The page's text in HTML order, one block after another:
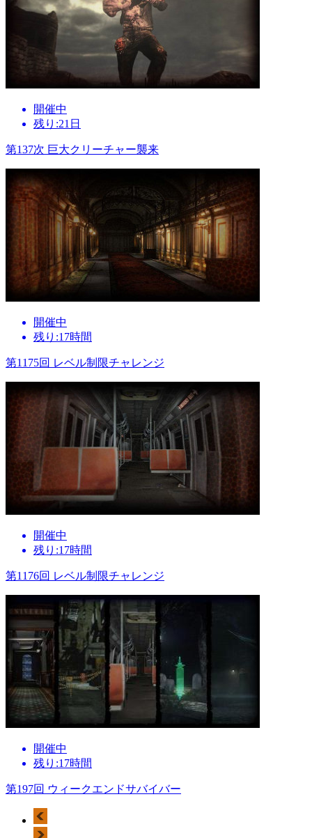
開催中
残り:21日
第137次 巨大クリーチャー襲来
開催中
残り:17時間
第1175回 レベル制限チャレンジ
開催中
残り:17時間
第1176回 レベル制限チャレンジ
開催中
残り:17時間
第197回 ウィークエンドサバイバー